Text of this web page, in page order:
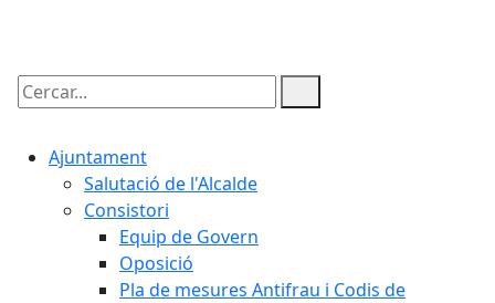
Cercar:
Ajuntament
Salutació de l'Alcalde
Consistori
Equip de Govern
Oposició
Pla de mesures Antifrau i Codis de